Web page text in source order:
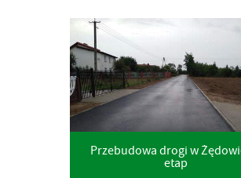
Przebudowa drogi w
etap